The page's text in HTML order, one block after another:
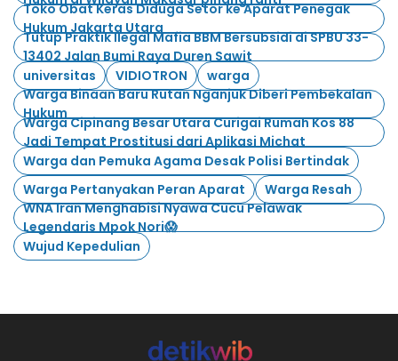
Toko Obat Keras Diduga Setor ke Aparat Penegak
Hukum Jakarta Utara
Tutup Praktik Ilegal Mafia BBM Bersubsidi di SPBU 33-
13402 Jalan Bumi Raya Duren Sawit
universitas
VIDIOTRON
warga
Warga Binaan Baru Rutan Nganjuk Diberi Pembekalan
Hukum
Warga Cipinang Besar Utara Curigai Rumah Kos 88
Jadi Tempat Prostitusi dari Aplikasi Michat
Warga dan Pemuka Agama Desak Polisi Bertindak
Warga Pertanyakan Peran Aparat
Warga Resah
WNA Iran Menghabisi Nyawa Cucu Pelawak
Legendaris Mpok Nori😱
Wujud Kepedulian